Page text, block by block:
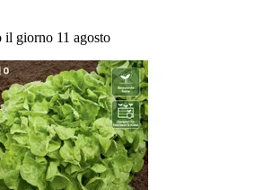
il giorno 11 agosto